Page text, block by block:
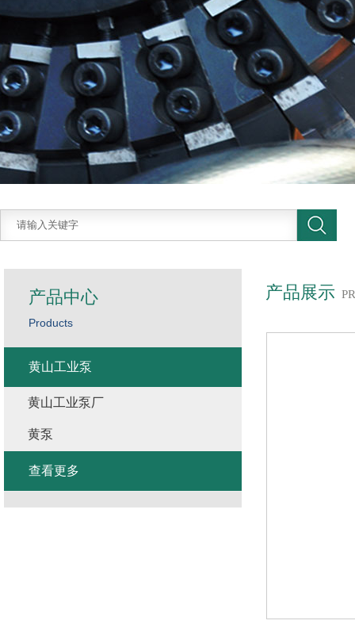
产品展示
产品中心
Products
黄山工业泵
黄山工业泵厂
黄泵
查看更多